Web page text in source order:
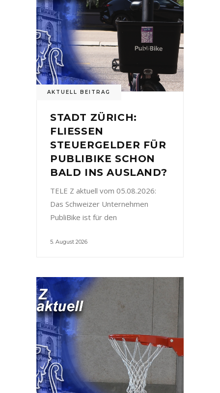
AKTUELL BEITRAG
STADT ZÜRICH:
FLIESSEN
STEUERGELDER FÜR
PUBLIBIKE SCHON
BALD INS AUSLAND?
TELE Z aktuell vom 05.08.2026:
Das Schweizer Unternehmen
PubliBike ist für den
5. August 2026